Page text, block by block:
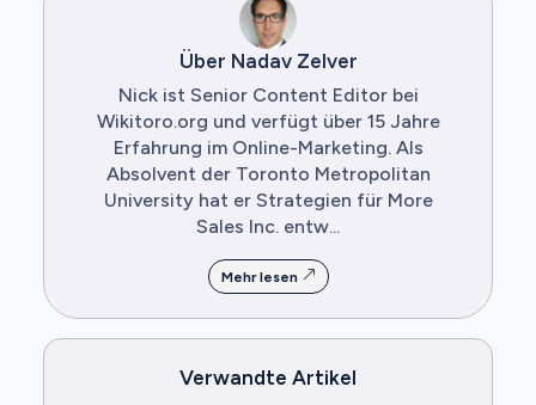
Über Nadav Zelver
Nick ist Senior Content Editor bei
Wikitoro.org und verfügt über 15 Jahre
Erfahrung im Online-Marketing. Als
Absolvent der Toronto Metropolitan
University hat er Strategien für More
Sales Inc. entw...
Mehr lesen
Verwandte Artikel